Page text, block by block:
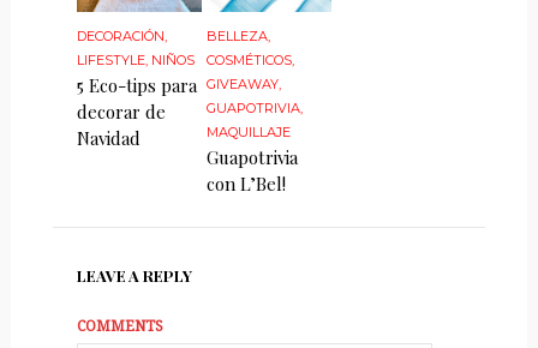
DECORACIÓN
LIFESTYLE, NIÑOS
5 Eco-tips para
decorar de
Navidad
BELLEZA
COSMÉTICOS
GIVEAWAY
GUAPOTRIVIA
MAQUILLAJE
Guapotrivia
con L’Bel!
LEAVE A REPLY
COMMENTS